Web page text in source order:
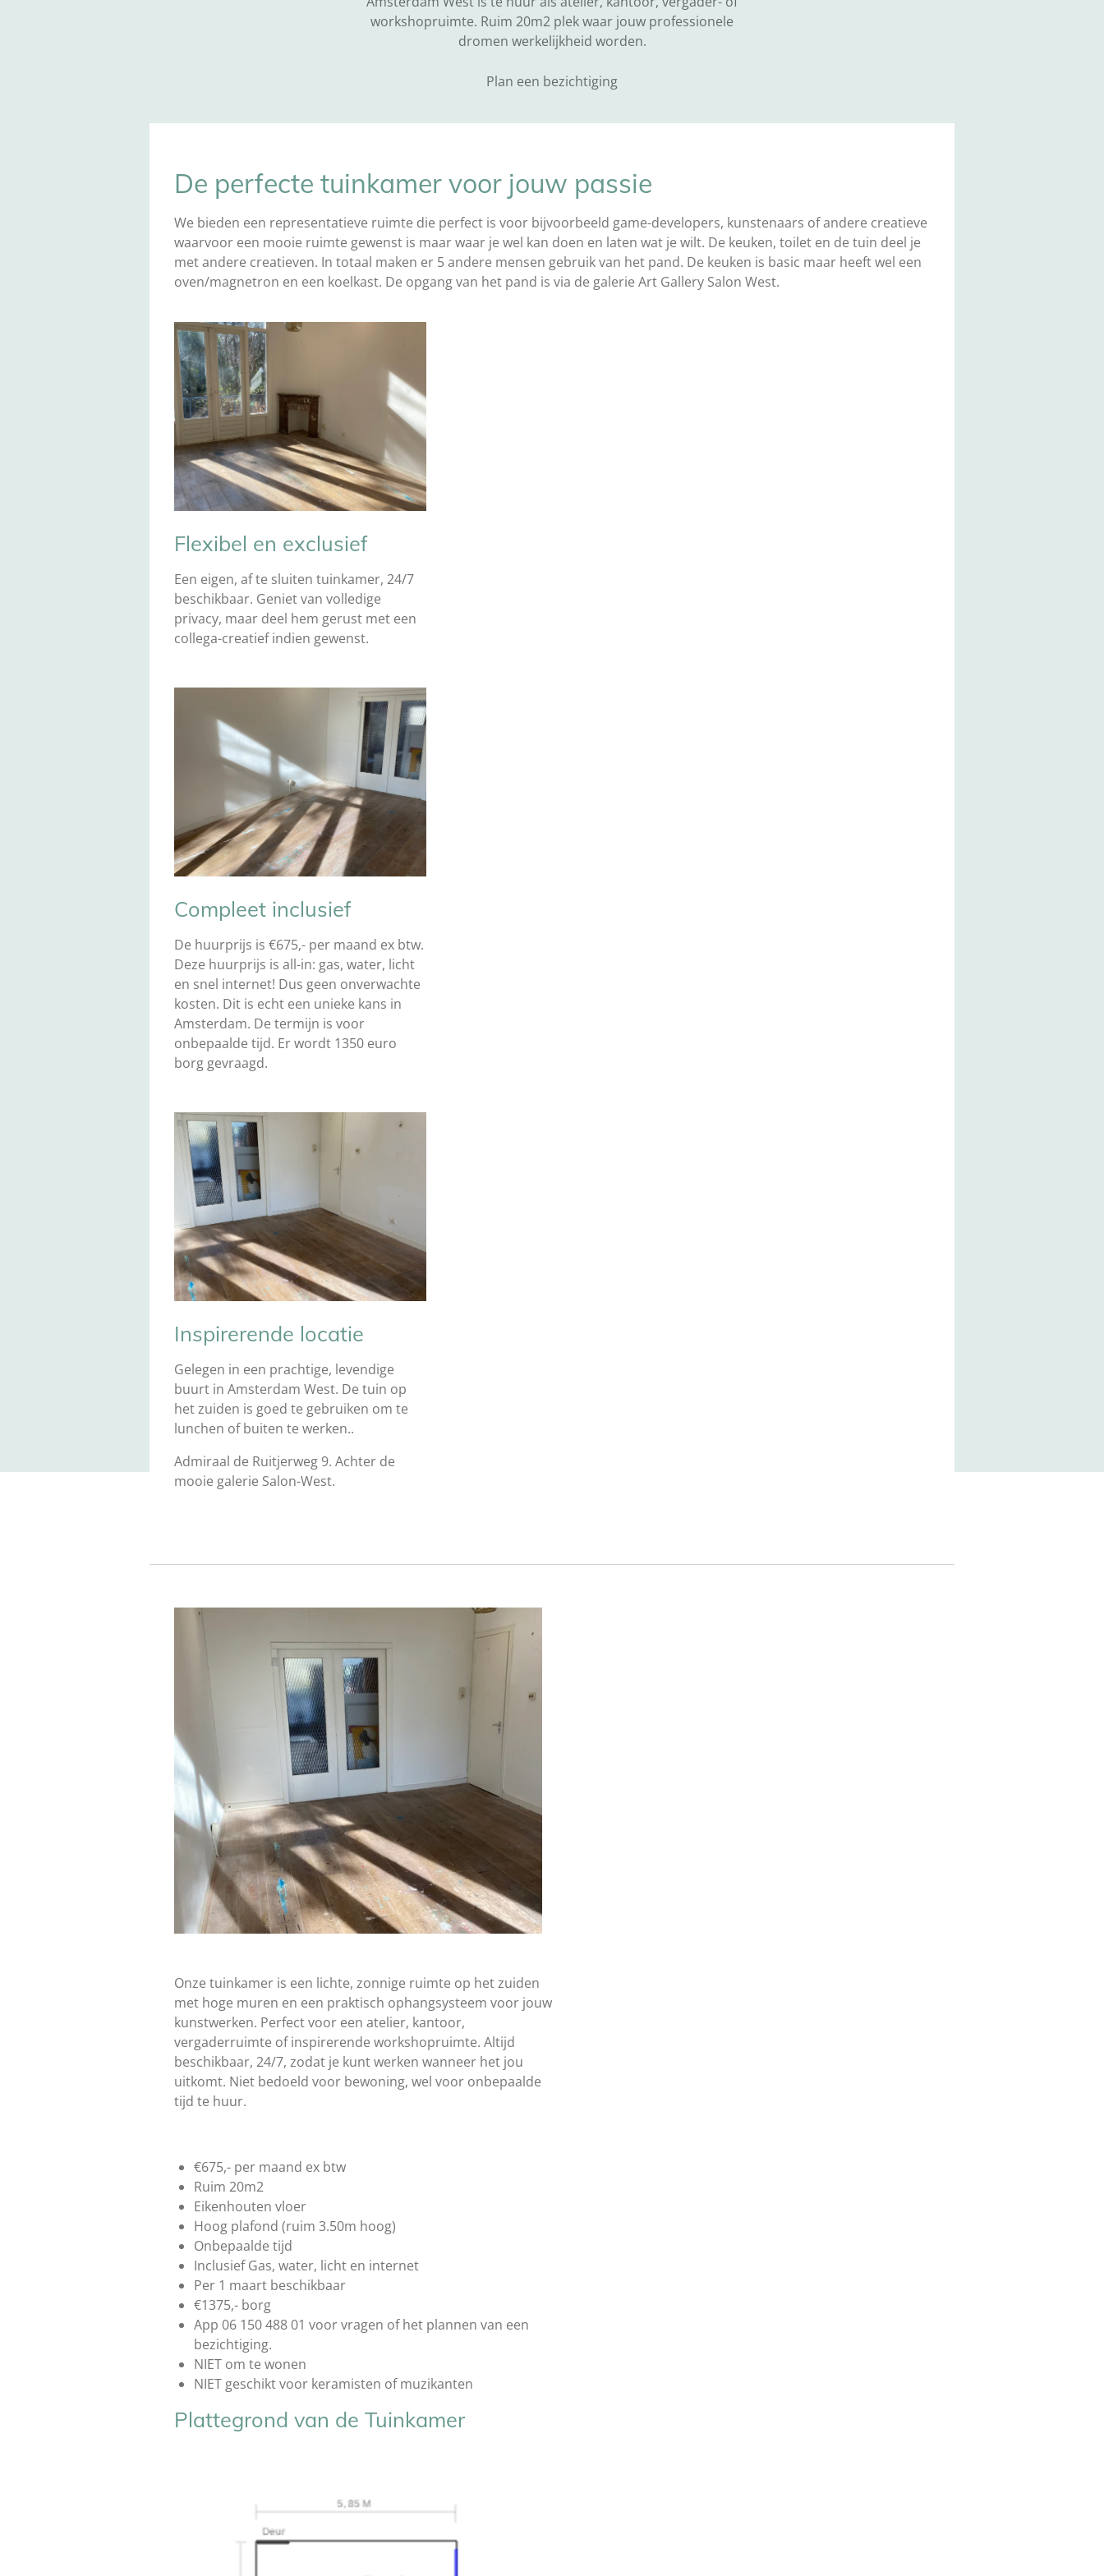
workshopruimte. Ruim 20m2 plek waar jouw professionele
dromen werkelijkheid worden.
Plan een bezichtiging
De perfecte tuinkamer voor jouw passie
We bieden een representatieve ruimte die perfect is voor bijvoorbeeld game-developers, kunstenaars of andere creatieve
waarvoor een mooie ruimte gewenst is maar waar je wel kan doen en laten wat je wilt. De keuken, toilet en de tuin deel je
met andere creatieven. In totaal maken er 5 andere mensen gebruik van het pand. De keuken is basic maar heeft wel een
oven/magnetron en een koelkast. De opgang van het pand is via de galerie Art Gallery Salon West.
Flexibel en exclusief
Een eigen, af te sluiten tuinkamer, 24/7
beschikbaar. Geniet van volledige
privacy, maar deel hem gerust met een
collega-creatief indien gewenst.
Compleet inclusief
De huurprijs is €675,- per maand ex btw.
Deze huurprijs is all-in: gas, water, licht
en snel internet! Dus geen onverwachte
kosten. Dit is echt een unieke kans in
Amsterdam. De termijn is voor
onbepaalde tijd. Er wordt 1350 euro
borg gevraagd.
Inspirerende locatie
Gelegen in een prachtige, levendige
buurt in Amsterdam West. De tuin op
het zuiden is goed te gebruiken om te
lunchen of buiten te werken..
Admiraal de Ruitjerweg 9. Achter de
mooie galerie Salon-West.
Onze tuinkamer is een lichte, zonnige ruimte op het zuiden
met hoge muren en een praktisch ophangsysteem voor jouw
kunstwerken. Perfect voor een atelier, kantoor,
vergaderruimte of inspirerende workshopruimte. Altijd
beschikbaar, 24/7, zodat je kunt werken wanneer het jou
uitkomt. Niet bedoeld voor bewoning, wel voor onbepaalde
tijd te huur.
€675,- per maand ex btw
Ruim 20m2
Eikenhouten vloer
Hoog plafond (ruim 3.50m hoog)
Onbepaalde tijd
Inclusief Gas, water, licht en internet
Per 1 maart beschikbaar
€1375,- borg
App 06 150 488 01 voor vragen of het plannen van een
bezichtiging.
NIET om te wonen
NIET geschikt voor keramisten of muzikanten
Plattegrond van de Tuinkamer